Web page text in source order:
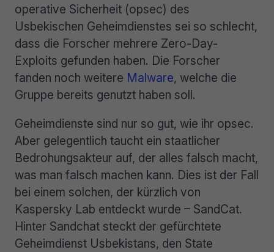
operative Sicherheit (opsec) des
Usbekischen Geheimdienstes sei so schlecht,
dass die Forscher mehrere Zero-Day-
Exploits gefunden haben. Die Forscher
fanden noch weitere Malware, welche die
Gruppe bereits genutzt haben soll.
Geheimdienste sind nur so gut, wie ihr opsec.
Aber gelegentlich taucht ein staatlicher
Bedrohungsakteur auf, der alles falsch macht,
was man falsch machen kann. Dies ist der Fall
bei einem solchen, der kürzlich von
Kaspersky Lab entdeckt wurde – SandCat.
Hinter Sandchat steckt der gefürchtete
Geheimdienst Usbekistans, den State